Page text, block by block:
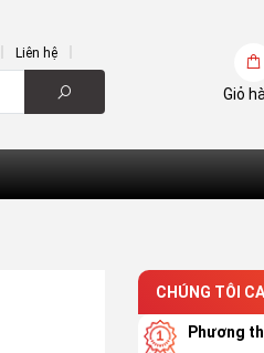
Liên hệ
Giỏ
CHÚNG TÔI
Phương